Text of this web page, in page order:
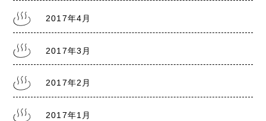
2017年4月
2017年3月
2017年2月
2017年1月